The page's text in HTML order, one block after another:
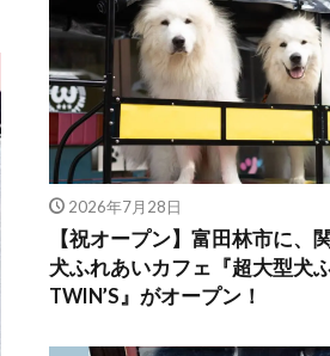
2026年7月28日
【祝オープン】富田林市に、
犬ふれあいカフェ『超大型犬
TWIN’S』がオープン！